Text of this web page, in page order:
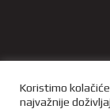
Koristimo
najvažnije